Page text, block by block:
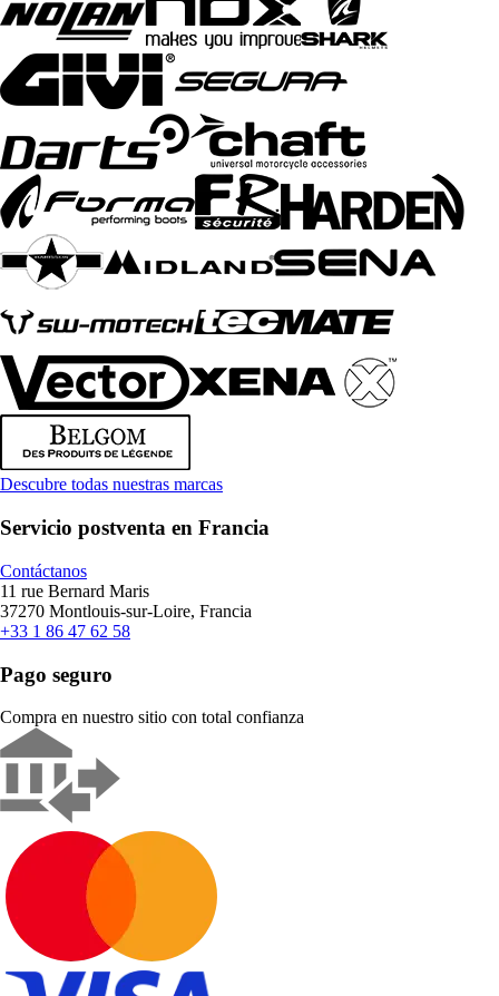
Descubre todas nuestras marcas
Servicio postventa en Francia
Contáctanos
11 rue Bernard Maris
37270 Montlouis-sur-Loire, Francia
+33 1 86 47 62 58
Pago seguro
Compra en nuestro sitio con total confianza